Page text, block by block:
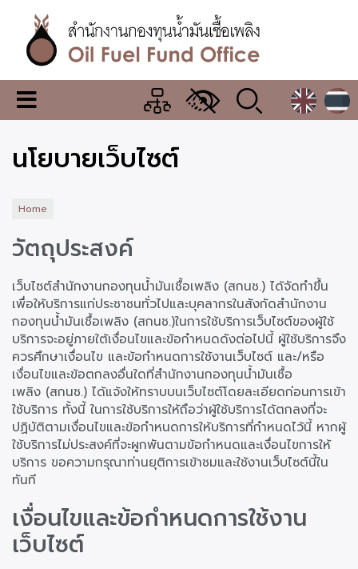
content
สำนักงาน
กองทุน
น้ำมัน
เพลิง
เมนู
เปลี่ยน
นโยบายเว็บไซต์
Home
วัตถุประสงค์
เว็บไซต์สำนักงานกองทุนน้ำมันเชื้อเพลิง (สกนช.) ได้จัดทำขึ้น
เพื่อให้บริการแก่ประชาชนทั่วไปและบุคลากรในสังกัดสำนักงาน
กองทุนน้ำมันเชื้อเพลิง (สกนช.)ในการใช้บริการเว็บไซต์ของผู้ใช้
บริการจะอยู่ภายใต้เงื่อนไขและข้อกำหนดดังต่อไปนี้ ผู้ใช้บริการจึง
ควรศึกษาเงื่อนไข และข้อกำหนดการใช้งานเว็บไซต์ และ/หรือ
เงื่อนไขและข้อตกลงอื่นใดที่สำนักงานกองทุนน้ำมันเชื้อ
เพลิง (สกนช.) ได้แจ้งให้ทราบบนเว็บไซต์โดยละเอียดก่อนการเข้า
ใช้บริการ ทั้งนี้ ในการใช้บริการให้ถือว่าผู้ใช้บริการได้ตกลงที่จะ
ปฏิบัติตามเงื่อนไขและข้อกำหนดการให้บริการที่กำหนดไว้นี้ หากผู้
ใช้บริการไม่ประสงค์ที่จะผูกพันตามข้อกำหนดและเงื่อนไขการให้
บริการ ขอความกรุณาท่านยุติการเข้าชมและใช้งานเว็บไซต์นี้ใน
ทันที
เงื่อนไขและข้อกำหนดการใช้งาน
เว็บไซต์